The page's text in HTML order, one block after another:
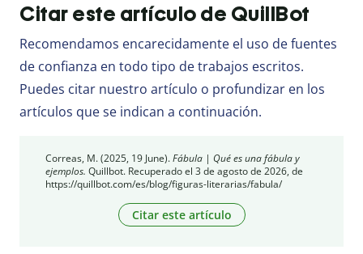
Citar este artículo de QuillBot
Recomendamos encarecidamente el uso de fuentes
de confianza en todo tipo de trabajos escritos.
Puedes citar nuestro artículo o profundizar en los
artículos que se indican a continuación.
Correas, M. (2025, 19 June).Fábula | Qué es una fábula y
ejemplos. Quillbot. Recuperado el 3 de agosto de 2026, de
https://quillbot.com/es/blog/figuras-literarias/fabula/
Citar este artículo